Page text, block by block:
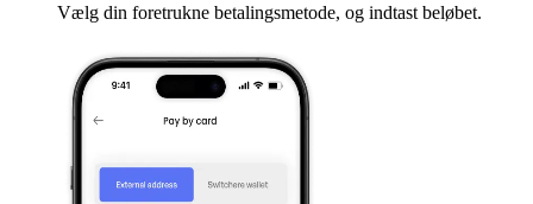
Vælg din foretrukne betalingsmetode, og indtast beløbet.